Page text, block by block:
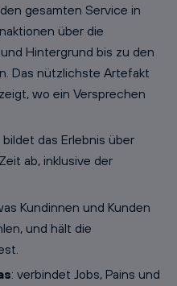
gesamten Service in
über die
Hintergrund bis zu den
Das nützlichste Artefakt
wo ein Versprechen
bildet das Erlebnis über
ab, inklusive der
Kundinnen und Kunden
und hält die
: verbindet Jobs, Pains und